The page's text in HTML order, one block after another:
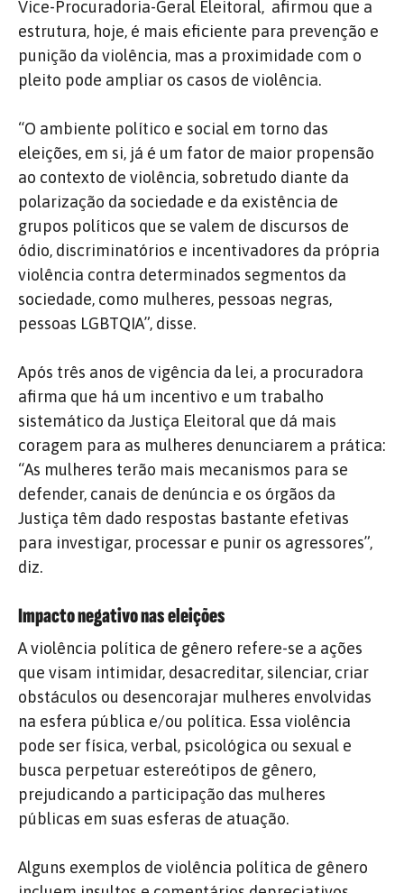
Vice-Procuradoria-Geral Eleitoral, afirmou que a
estrutura, hoje, é mais eficiente para prevenção e
punição da violência, mas a proximidade com o
pleito pode ampliar os casos de violência.
“O ambiente político e social em torno das
eleições, em si, já é um fator de maior propensão
ao contexto de violência, sobretudo diante da
polarização da sociedade e da existência de
grupos políticos que se valem de discursos de
ódio, discriminatórios e incentivadores da própria
violência contra determinados segmentos da
sociedade, como mulheres, pessoas negras,
pessoas LGBTQIA”, disse.
Após três anos de vigência da lei, a procuradora
afirma que há um incentivo e um trabalho
sistemático da Justiça Eleitoral que dá mais
coragem para as mulheres denunciarem a prática:
“As mulheres terão mais mecanismos para se
defender, canais de denúncia e os órgãos da
Justiça têm dado respostas bastante efetivas
para investigar, processar e punir os agressores”,
diz.
Impacto negativo nas eleições
A violência política de gênero refere-se a ações
que visam intimidar, desacreditar, silenciar, criar
obstáculos ou desencorajar mulheres envolvidas
na esfera pública e/ou política. Essa violência
pode ser física, verbal, psicológica ou sexual e
busca perpetuar estereótipos de gênero,
prejudicando a participação das mulheres
públicas em suas esferas de atuação.
Alguns exemplos de violência política de gênero